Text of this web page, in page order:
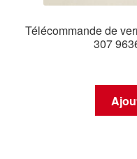
Télécommande de
307